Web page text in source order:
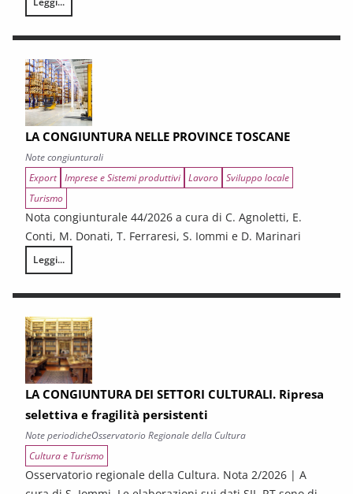
I CONTRATTI PUBBLICI AL TERMINE DEL PNRR – Andamento
LA CONGIUNTURA NELLE PROVINCE TOSCANE
Note congiunturali
Export Imprese e Sistemi produttivi Lavoro Sviluppo locale
Turismo
Nota congiunturale 44/2026 a cura di C. Agnoletti, E.
Conti, M. Donati, T. Ferraresi, S. Iommi e D. Marinari
Leggi...
LA CONGIUNTURA NELLE PROVINCE TOSCANE
LA CONGIUNTURA DEI SETTORI CULTURALI. Ripresa
selettiva e fragilità persistenti
Note periodicheOsservatorio Regionale della Cultura
Cultura e Turismo
Osservatorio regionale della Cultura. Nota 2/2026 | A